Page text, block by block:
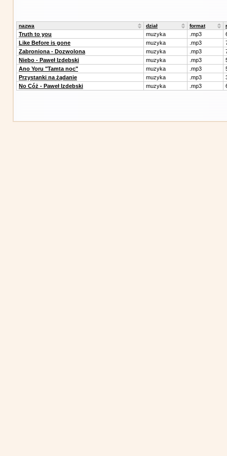
nazwa dział format
Truth to you muzyka .mp3
Like Before is gone
muzyka .mp3
Zabroniona - Dozwolona
muzyka .mp3
Niebo - Paweł Izdebski
muzyka .mp3
Ano Yoru "Tamta noc"
muzyka .mp3
Przystanki na żądanie
muzyka .mp3
No Cóż - Paweł Izdebski
muzyka .mp3